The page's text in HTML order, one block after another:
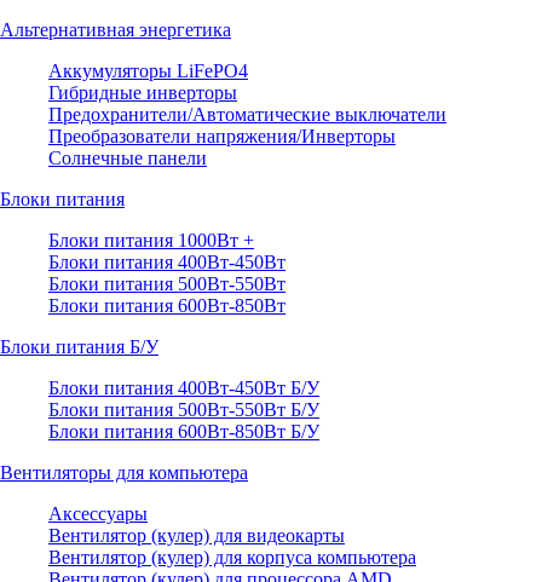
Альтернативная энергетика
Аккумуляторы LiFePO4
Гибридные инверторы
Предохранители/Автоматические выключатели
Преобразователи напряжения/Инверторы
Солнечные панели
Блоки питания
Блоки питания 1000Вт +
Блоки питания 400Вт-450Вт
Блоки питания 500Вт-550Вт
Блоки питания 600Вт-850Вт
Блоки питания Б/У
Блоки питания 400Вт-450Вт Б/У
Блоки питания 500Вт-550Вт Б/У
Блоки питания 600Вт-850Вт Б/У
Вентиляторы для компьютера
Аксессуары
Вентилятор (кулер) для видеокарты
Вентилятор (кулер) для корпуса компьютера